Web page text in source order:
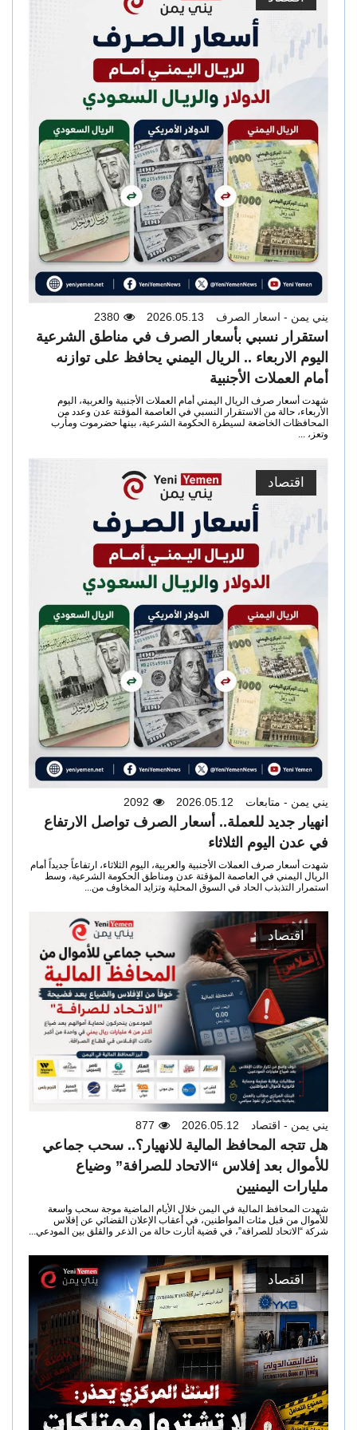
i
يني يمن - اسعار الصرف 2026.05.13
2380
استقرار نسبي بأسعار الصرف في مناطق الشرعية
اليوم الاربعاء .. الريال اليمني يحافظ على توازنه
أمام العملات الأجنبية
شهدت أسعار صرف الريال اليمني أمام العملات الأجنبية والعربية، اليوم
الأربعاء، حالة من الاستقرار النسبي في العاصمة المؤقتة عدن وعدد من
المحافظات الخاضعة لسيطرة الحكومة الشرعية، بينها حضرموت ومأرب
وتعز، ...
اقتصاد
يني يمن - متابعات 2026.05.12
2092
انهيار جديد للعملة.. أسعار الصرف تواصل الارتفاع
في عدن اليوم الثلاثاء
شهدت أسعار صرف العملات الأجنبية والعربية، اليوم الثلاثاء، ارتفاعاً جديداً أمام
الريال اليمني في العاصمة المؤقتة عدن ومناطق الحكومة الشرعية، وسط
استمرار التذبذب الحاد في السوق المحلية وتزايد المخاوف من...
اقتصاد
يني يمن - اقتصاد 2026.05.12
877
هل تتجه المحافظ المالية للانهيار؟.. سحب جماعي
للأموال بعد إفلاس “الاتحاد للصرافة” وضياع
مليارات اليمنيين
شهدت المحافظ المالية في اليمن خلال الأيام الماضية موجة سحب واسعة
للأموال من قبل مئات المواطنين، في أعقاب الإعلان القضائي عن إفلاس
شركة “الاتحاد للصرافة”، في قضية أثارت حالة من الذعر والقلق بين المودعي...
اقتصاد